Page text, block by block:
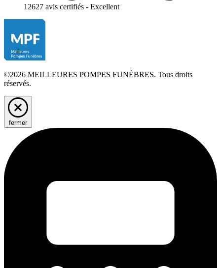
12627 avis certifiés - Excellent
©2026 MEILLEURES POMPES FUNÈBRES. Tous droits
réservés.
fermer